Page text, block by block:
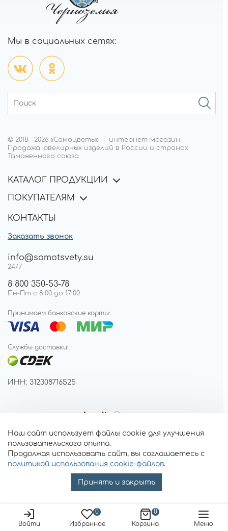
Войти
0
Избранное
0
Корзина
Меню
Мы в социальных сетях:
© 2018—2026 «Самоцветы» — интернет-магазин.
Продажа ювелирных изделий в России и странах
Таможенного союза
КАТАЛОГ ПРОДУКЦИИ
ПОКУПАТЕЛЯМ
КОНТАКТЫ
Заказать звонок
info@samotsvety.su
24/7
8 800 350-53-78
Пн-Пт с 8:00 до 17:00
Принимаем банковские карты:
Службы доставки:
ИНН: 312308716525
Наш сайт использует файлы cookie для улучшения
пользовательского опыта.
Продолжая использовать сайт, вы соглашаетесь с
политикой использования cookie-файлов.
Принять и закрыть